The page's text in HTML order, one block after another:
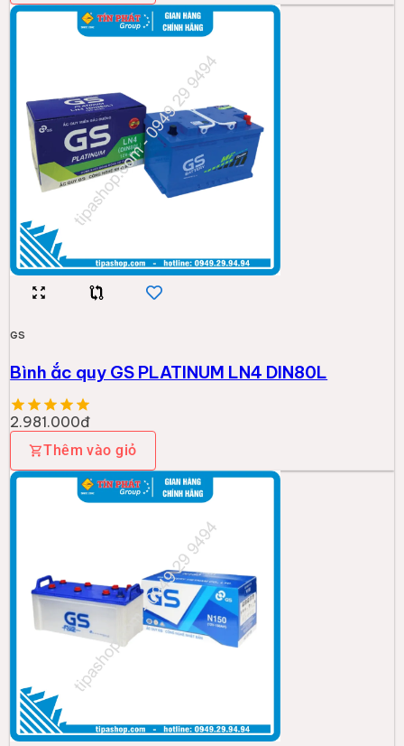
GS
Bình ắc quy GS PLATINUM LN4 DIN80L
2.981.000đ
Thêm vào giỏ